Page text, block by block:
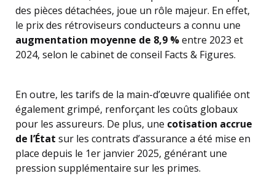
des pièces détachées, joue un rôle majeur. En effet,
le prix des rétroviseurs conducteurs a connu une
augmentation moyenne de 8,9 %entre 2023 et
2024, selon le cabinet de conseil Facts & Figures.
En outre, les tarifs de la main-d’œuvre qualifiée ont
également grimpé, renforçant les coûts globaux
pour les assureurs. De plus, une cotisation accrue
de l’État sur les contrats d’assurance a été mise en
place depuis le 1er janvier 2025, générant une
pression supplémentaire sur les primes.